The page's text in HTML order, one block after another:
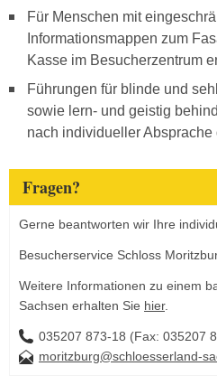
Für Menschen mit
Informationsmappen zum
Kasse im Besucherzentrum
Führungen für blinde und
sowie lern- und geistig
nach individueller Absprache
Fragen?
Gerne beantworten wir Ihre
Besucherservice Schloss
Weitere Informationen zu einem
Sachsen erhalten Sie hier.
035207 873-18 (Fax: 035207
moritzburg@schloesserland-